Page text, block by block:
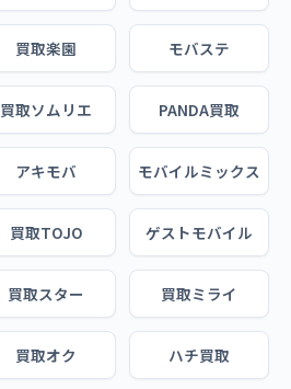
買取楽園 モバステ
買取ソムリエ PANDA買取
アキモバ モバイルミックス
買取TOJO ゲストモバイル
買取スター 買取ミライ
買取オク ハチ買取